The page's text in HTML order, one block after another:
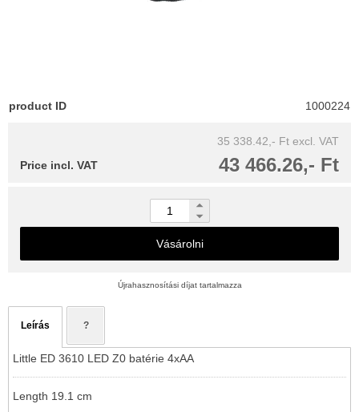
product ID 1000224
35 338.42,- Ft excl. VAT
43 466.26,- Ft
Price incl. VAT
Vásárolni
Újrahasznosítási díjat tartalmazza
Leírás ?
Little ED 3610 LED Z0 batérie 4xAA
Length 19.1 cm